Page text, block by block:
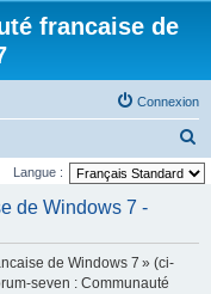
francaise de
Connexion
e
Langue :
de Windows 7 -
de Windows 7 » (ci-
seven : Communauté